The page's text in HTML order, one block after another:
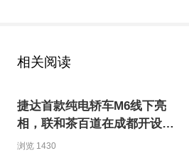
相关阅读
捷达首款纯电轿车M6线下亮
相，联和茶百道在成都开设限
时快闪店
浏览 1430